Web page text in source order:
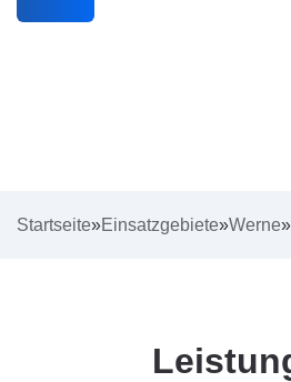
Startseite»Einsatzgebiete»Werne»